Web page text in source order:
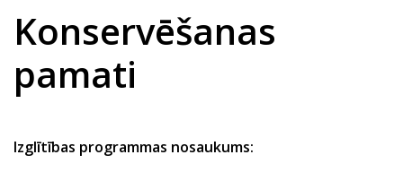
Konservēšanas
pamati
Izglītības programmas nosaukums: